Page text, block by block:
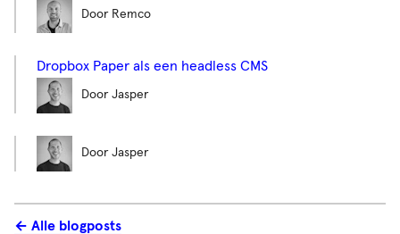
Door Remco
Dropbox Paper als een headless CMS
Door Jasper
Door Jasper
← Alle blogposts